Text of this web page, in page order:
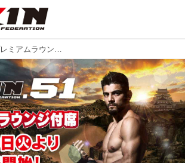
RIZIN.51プレミアムラウンジ付席が8/26（月）10時よりイープラス、ローチケ、ぴあにて販売開始！